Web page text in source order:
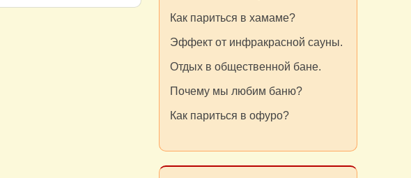
Как париться в хамаме?
Эффект от инфракрасной сауны.
Отдых в общественной бане.
Почему мы любим баню?
Как париться в офуро?